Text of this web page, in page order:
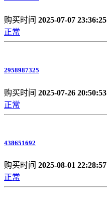
购买时间 2025-07-07 23:36:25
正常
2958987325
购买时间 2025-07-26 20:50:53
正常
438651692
购买时间 2025-08-01 22:28:57
正常